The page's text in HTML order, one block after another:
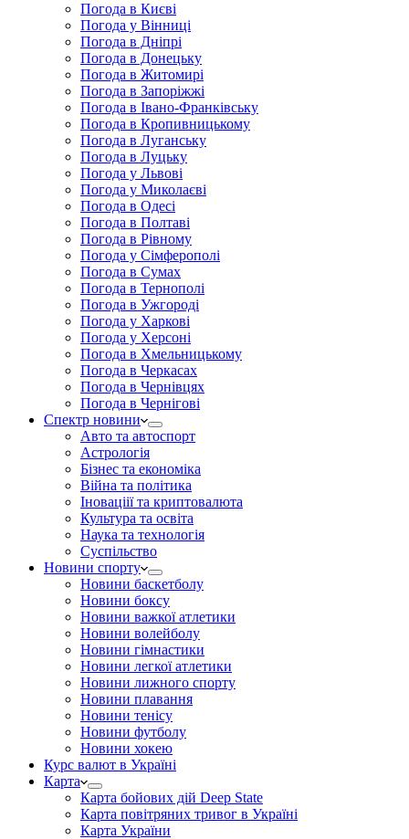
Погода в Києві
Погода у Вінниці
Погода в Дніпрі
Погода в Донецьку
Погода в Житомирі
Погода в Запоріжжі
Погода в Івано-Франківську
Погода в Кропивницькому
Погода в Луганську
Погода в Луцьку
Погода у Львові
Погода у Миколаєві
Погода в Одесі
Погода в Полтаві
Погода в Рівному
Погода у Сімферополі
Погода в Сумах
Погода в Тернополі
Погода в Ужгороді
Погода у Харкові
Погода у Херсоні
Погода в Хмельницькому
Погода в Черкасах
Погода в Чернівцях
Погода в Чернігові
Спектр новини
Авто та автоспорт
Астрологія
Бізнес та економіка
Війна та політика
Іноваціії та криптовалюта
Культура та освіта
Наука та технологія
Суспільство
Новини спорту
Новини баскетболу
Новини боксу
Новини важкої атлетики
Новини волейболу
Новини гімнастики
Новини легкої атлетики
Новини лижного спорту
Новини плавання
Новини тенісу
Новини футболу
Новини хокею
Курс валют в Україні
Карта
Карта бойових дій Deep State
Карта повітряних тривог в Україні
Карта України